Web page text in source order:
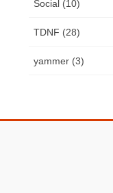
Social (10)
TDNF (28)
yammer (3)